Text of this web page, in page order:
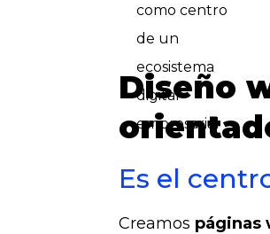
Diseño
Es el
Creamos páginas